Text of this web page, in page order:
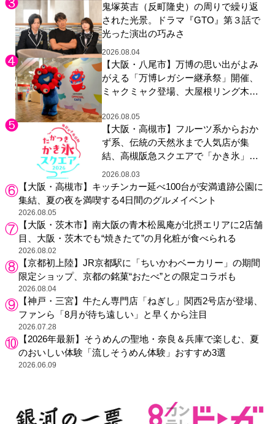
鬼塚英吉（反町隆史）の周りで繰り返
された光景。ドラマ『GTO』第３話で
光った演出の巧みさ
2026.08.04
【大阪・八尾市】万博の思い出がよみ
がえる「万博レガシー継承祭」開催、
ミャクミャク登場、大屋根リング木材
展示も
2026.08.05
【大阪・高槻市】フルーツ系からおか
ず系、伝統の天然氷まで人気店が集
結、高槻阪急スクエアで「かき氷」祭
り
2026.08.03
【大阪・高槻市】キッチンカー延べ100台が安満遺跡公園に
集結、夏の夜を満喫する4日間のグルメイベント
2026.08.05
【大阪・茨木市】南大阪の青木松風庵が北摂エリアに2店舗
目、大阪・茨木でも“焼きたて”の月化粧が食べられる
2026.08.02
【京都初上陸】JR京都駅に「ちいかわベーカリー」の期間
限定ショップ、京都の銘菓“おたべ”との限定コラボも
2026.08.04
【神戸・三宮】牛たん専門店「ねぎし」関西2号店が登場、
ファンら「8月が待ち遠しい」と早くから注目
2026.07.28
【2026年最新】そうめんの聖地・奈良＆兵庫で楽しむ、夏
のおいしい体験「流しそうめん体験」おすすめ3選
2026.06.09